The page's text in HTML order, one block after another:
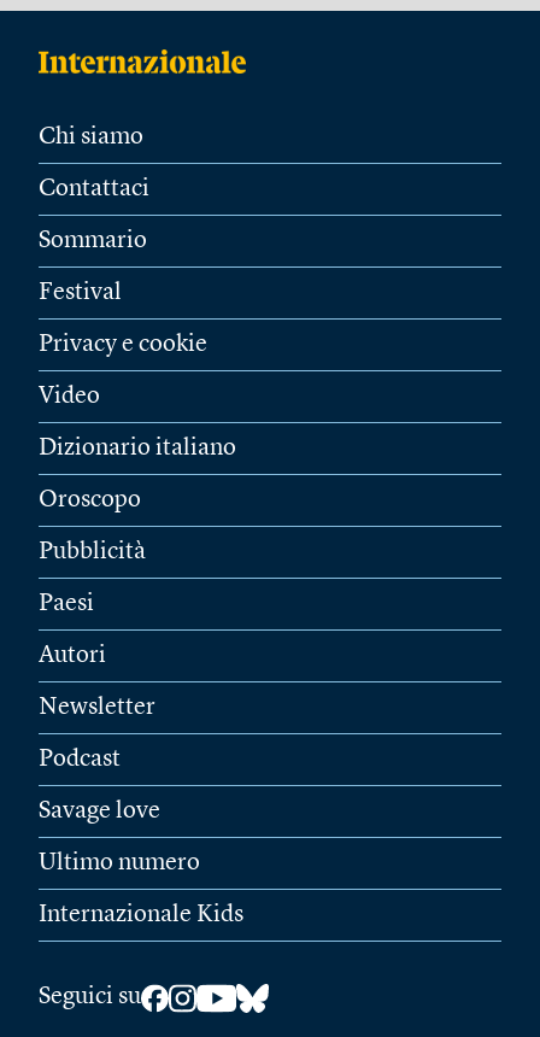
Chi siamo
Contattaci
Sommario
Festival
Privacy e cookie
Video
Dizionario italiano
Oroscopo
Pubblicità
Paesi
Autori
Newsletter
Podcast
Savage love
Ultimo numero
Internazionale Kids
Seguici su